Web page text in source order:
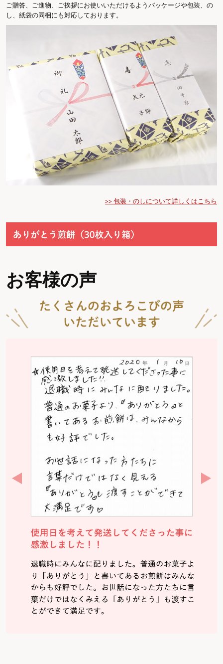
ご贈答、ご進物、ご挨拶にお使いいただけるようパッケージや包装、の
し、紙袋の同梱にも対応しております。
>> 包装・のしについて詳しくはこちら
お客様の声